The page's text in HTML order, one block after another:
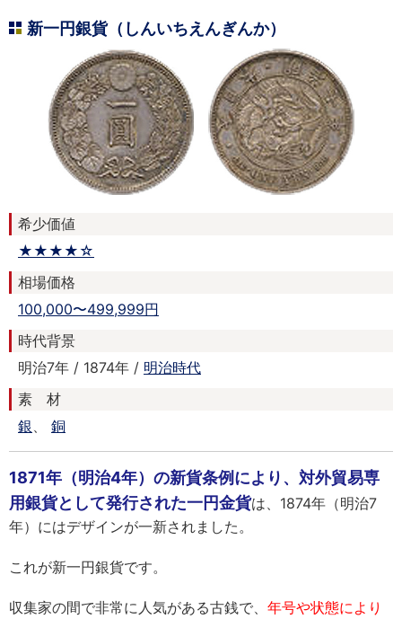
新一円銀貨（しんいちえんぎんか）
希少価値
★★★★☆
相場価格
100,000〜499,999円
時代背景
明治7年 / 1874年 / 明治時代
素 材
銀
銅
1871年（明治4年）の新貨条例により、対外貿易専
用銀貨として発行された一円金貨は、1874年（明治7
年）にはデザインが一新されました。
これが新一円銀貨です。
収集家の間で非常に人気がある古銭で、 年号や状態により